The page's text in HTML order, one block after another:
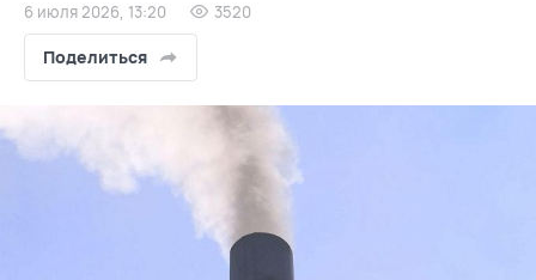
6 июля 2026, 13:20 3520
Поделиться